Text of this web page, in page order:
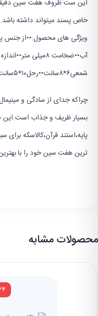
این ست ظروف هفت سین دقیقا
خاص پسند میتواند داشته باشد.
ویژگی های محصول:••از
شمعی۶*۸سانت••رحل۱۰*۵سانت••کالاسکه حدود ۱۴سانت
چراکه جدای از سادگی و
پایه،استند قرآن،کالاسکه برای
ترین هفت سین خود را با
محصولات مشابه